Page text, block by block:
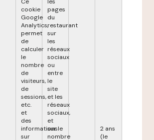
cookie
Google
Analytics,
permet
de
calculer
le
nombre
de
visiteurs,
de
sessions,
etc.
et
des
informations
sur
pages
du
restaurant
sur
les
réseaux
sociaux
ou
entre
le
site
et les
réseaux
sociaux,
et
sur le
nombre
2 ans
(le